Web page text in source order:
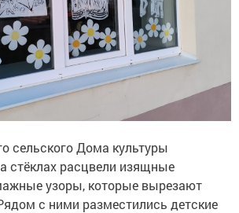
сельского Дома культуры
стёклах расцвели изящные
узоры, которые вырезают
с ними разместились детские